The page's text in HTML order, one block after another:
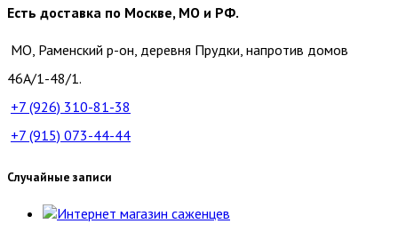
Есть доставка по Москве, МО и РФ.
МО, Раменский р-он, деревня Прудки, напротив домов
46А/1-48/1.
+7 (926) 310-81-38
+7 (915) 073-44-44
Случайные записи